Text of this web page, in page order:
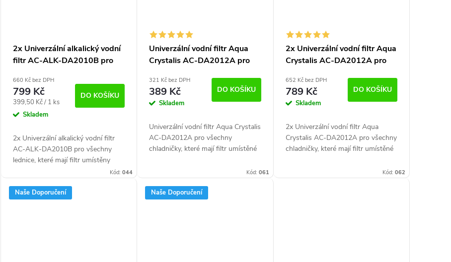
2x Univerzální alkalický vodní
filtr AC-ALK-DA2010B pro
10105J)
660 Kč bez DPH
799 Kč
Měrná
cena:
399,50 Kč / 1 ks
Skladem
DO KOŠÍKU
2x Univerzální alkalický vodní filtr
AC-ALK-DA2010B pro všechny
lednice, které mají filtr umístěny
na hadičce. Vhodné pro všechnyKód:044
Univerzální vodní filtr Aqua
Crystalis AC-DA2012A pro
321 Kč bez DPH
389 Kč
Skladem
DO KOŠÍKU
Univerzální vodní filtr Aqua Crystalis
AC-DA2012A pro všechny
chladničky, které mají filtr umístěné
chladničky s...
Kód: 061
2x Univerzální vodní filtr Aqua
Crystalis AC-DA2012A pro
652 Kč bez DPH
789 Kč
Skladem
DO KOŠÍKU
2x Univerzální vodní filtr Aqua
Crystalis AC-DA2012A pro všechny
chladničky, které mají filtr umístěné
Vhodné pro všechny americké...Kód: 062
Naše Doporučení Naše Doporučení